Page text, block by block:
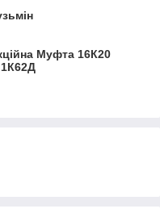
Муфта 16К20